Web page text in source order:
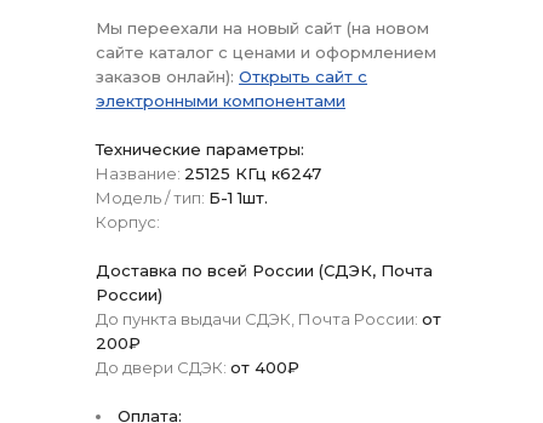
Мы переехали на новый сайт (на новом
сайте каталог с ценами и оформлением
заказов онлайн): Открыть сайт с
электронными компонентами
Технические параметры:
Название: 25125 КГц к6247
Модель / тип: Б-1 1шт.
Корпус:
Доставка по всей России (СДЭК, Почта
России)
До пункта выдачи СДЭК, Почта России: от
200₽
До двери СДЭК: от 400₽
Оплата: